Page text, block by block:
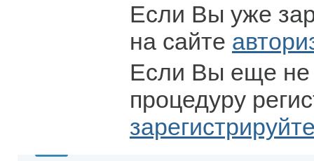
Если Вы уже
на сайте
Если Вы еще не
процедуру